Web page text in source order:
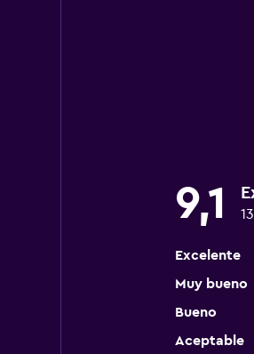
9,1
Excelente
Muy bueno
Bueno
Aceptable